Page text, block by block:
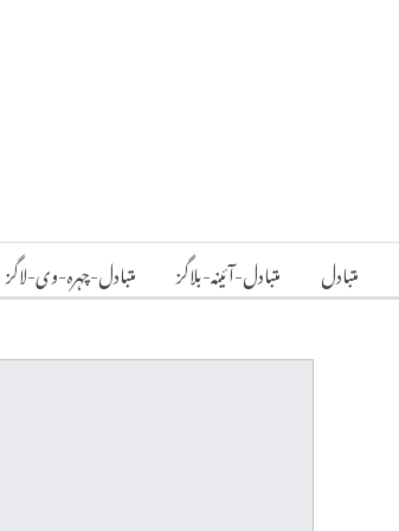
متبادل متبادل-آئینہ-بلاگز متبادل-چہرہ-وی-لاگز